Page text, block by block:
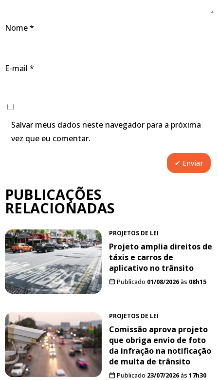
Nome*
E-mail *
Salvar meus dados neste navegador para a próxima
vez que eu comentar.
PUBLICAÇÕES
RELACIONADAS
PROJETOS DE LEI
Projeto amplia direitos de
táxis e carros de
aplicativo no trânsito
Publicado 01/08/2026às 08h15
PROJETOS DE LEI
Comissão aprova projeto
que obriga envio de foto
da infração na notificação
de multa de trânsito
Publicado 23/07/2026às 17h30